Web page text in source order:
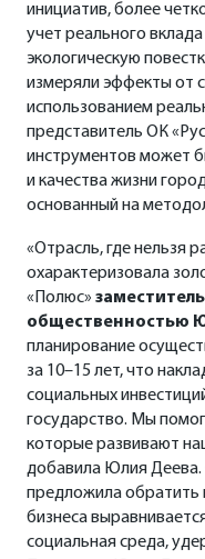
инициатив, более
учет реального
экологическую
измеряли эффекты от
использованием
представитель ОК
инструментов может
и качества жизни
основанный на
«Отрасль, где нельзя
охарактеризовала
«Полюс»
общественностью
планирование
за 10–15 лет, что
социальных
государство. Мы
которые развивают
добавила Юлия Деева.
предложила обратить
бизнеса
социальная среда,